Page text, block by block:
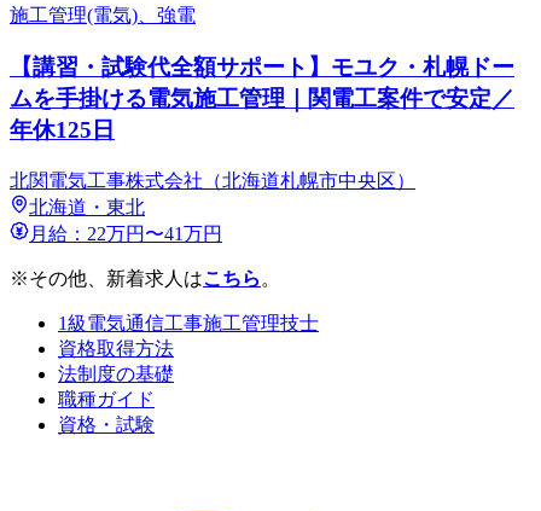
施工管理(電気)、強電
【講習・試験代全額サポート】モユク・札幌ドー
ムを手掛ける電気施工管理｜関電工案件で安定／
年休125日
北関電気工事株式会社（北海道札幌市中央区）
北海道・東北
月給：22万円〜41万円
※その他、新着求人はこちら 。
1級電気通信工事施工管理技士
資格取得方法
法制度の基礎
職種ガイド
資格・試験